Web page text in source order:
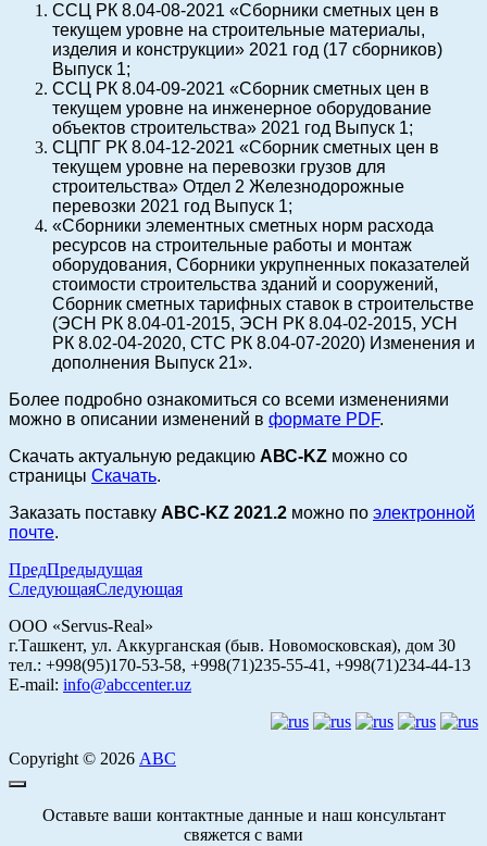
ССЦ РК 8.04-08-2021 «Сборники сметных цен в
текущем уровне на строительные материалы,
изделия и конструкции» 2021 год (17 сборников)
Выпуск 1;
ССЦ РК 8.04-09-2021 «Сборник сметных цен в
текущем уровне на инженерное оборудование
объектов строительства» 2021 год Выпуск 1;
СЦПГ РК 8.04-12-2021 «Сборник сметных цен в
текущем уровне на перевозки грузов для
строительства» Отдел 2 Железнодорожные
перевозки 2021 год Выпуск 1;
«Сборники элементных сметных норм расхода
ресурсов на строительные работы и монтаж
оборудования, Сборники укрупненных показателей
стоимости строительства зданий и сооружений,
Сборник сметных тарифных ставок в строительстве
(ЭСН РК 8.04-01-2015, ЭСН РК 8.04-02-2015, УСН
РК 8.02-04-2020, СТС РК 8.04-07-2020) Изменения и
дополнения Выпуск 21».
Более подробно ознакомиться со всеми изменениями
можно в описании изменений в формате PDF.
Скачать актуальную редакцию АВС-KZ можно со
страницы Скачать.
Заказать поставку ABC-KZ 2021.2 можно по электронной
почте.
ПредПредыдущая
СледующаяСледующая
ООО «Servus-Real»
г.Ташкент, ул. Аккурганская (быв. Новомосковская), дом 30
тел.: +998(95)170-53-58, +998(71)235-55-41, +998(71)234-44-13
E-mail: info@abccenter.uz
Copyright © 2026 АВС
Оставьте ваши контактные данные и наш консультант
свяжется с вами